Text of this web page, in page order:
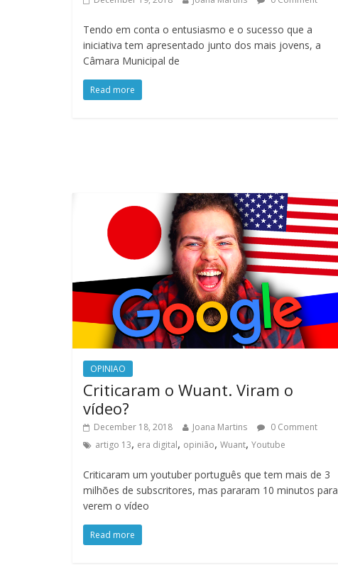
Tendo em conta o entusiasmo e o sucesso que a
iniciativa tem apresentado junto dos mais jovens, a
Câmara Municipal de
Read more
OPINIAO
Criticaram o Wuant. Viram o
vídeo?
December 18, 2018 Joana Martins
0 Comment
artigo 13, era digital, opinião, Wuant, Youtube
Criticaram um youtuber português que tem mais de 3
milhões de subscritores, mas pararam 10 minutos para
verem o vídeo
Read more